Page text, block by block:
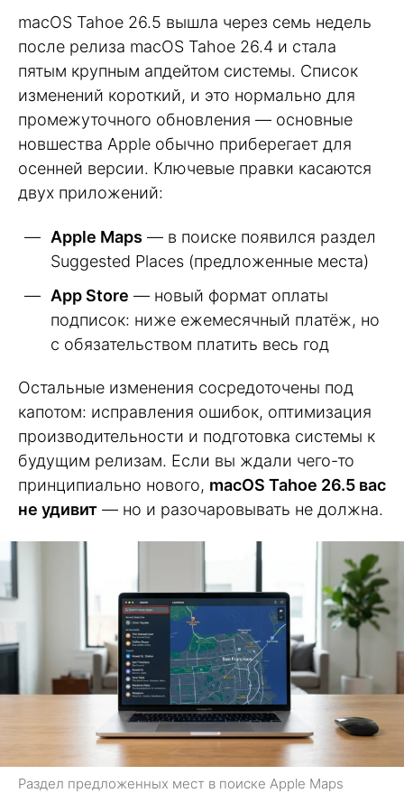
macOS Tahoe 26.5 вышла через семь недель
после релиза macOS Tahoe 26.4 и стала
пятым крупным апдейтом системы. Список
изменений короткий, и это нормально для
промежуточного обновления — основные
новшества Apple обычно приберегает для
осенней версии. Ключевые правки касаются
двух приложений:
Apple Maps — в поиске появился раздел
Suggested Places (предложенные места)
App Store — новый формат оплаты
подписок: ниже ежемесячный платёж, но
с обязательством платить весь год
Остальные изменения сосредоточены под
капотом: исправления ошибок, оптимизация
производительности и подготовка системы к
будущим релизам. Если вы ждали чего-то
принципиально нового, macOS Tahoe 26.5 вас
не удивит — но и разочаровывать не должна.
Раздел предложенных мест в поиске Apple Maps